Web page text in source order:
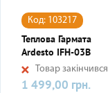
Код: 103217
Теплова Гармата
Ardesto IFH-03B
Товар закінчився
Ціна
1 499,00 грн.